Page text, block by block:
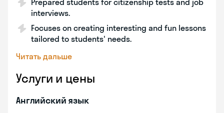
Prepared students for citizenship tests and job
interviews.
Focuses on creating interesting and fun lessons
tailored to students' needs.
Читать дальше
Услуги и цены
Английский язык